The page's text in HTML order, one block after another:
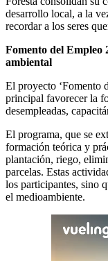
desarrollo local, a la
recordar a los seres
Fomento del Empleo
ambiental
El proyecto ‘Fomento
principal favorecer la
desempleadas,
El programa, que se
formación teórica y
plantación, riego,
parcelas. Estas
los participantes, sino
el medioambiente.